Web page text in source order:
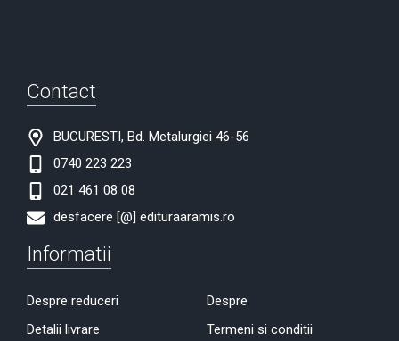
Contact
BUCURESTI, Bd. Metalurgiei 46-56
0740 223 223
021 461 08 08
desfacere [@] edituraaramis.ro
Informatii
Despre reduceri
Detalii livrare
Despre
Termeni si conditii